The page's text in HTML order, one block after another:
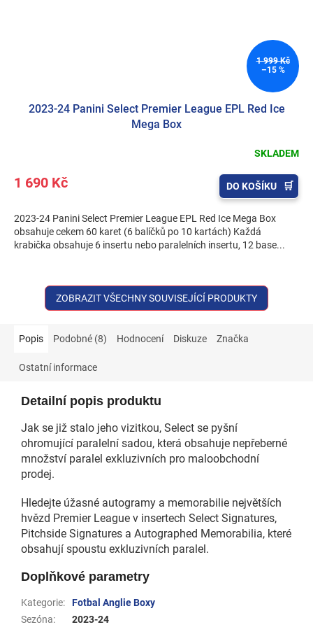
1 999 Kč
–15 %
2023-24 Panini Select Premier League EPL Red Ice
Mega Box
SKLADEM
1 690 Kč DO KOŠÍKU
2023-24 Panini Select Premier League EPL Red Ice Mega Box
obsahuje cekem 60 karet (6 balíčků po 10 kartách) Každá
krabička obsahuje 6 insertu nebo paralelních insertu, 12 base...
ZOBRAZIT VŠECHNY SOUVISEJÍCÍ PRODUKTY
Popis Podobné (8) Hodnocení Diskuze Značka
Ostatní informace
Detailní popis produktu
Jak se již stalo jeho vizitkou, Select se pyšní
ohromující paralelní sadou, která obsahuje nepřeberné
množství paralel exkluzivních pro maloobchodní
prodej.
Hledejte úžasné autogramy a memorabilie největších
hvězd Premier League v insertech Select Signatures,
Pitchside Signatures a Autographed Memorabilia, které
obsahují spoustu exkluzivních paralel.
Doplňkové parametry
Kategorie:
Fotbal Anglie Boxy
Sezóna: 2023-24